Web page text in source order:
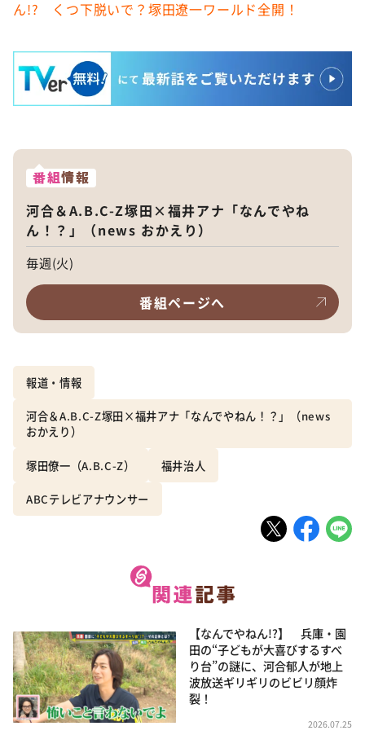
ん!? くつ下脱いで？塚田遼一ワールド全開！
番組情報
河合＆A.B.C-Z塚田×福井アナ「なんでやね
ん！？」（news おかえり）
毎週(火)
番組ページへ
報道・情報
河合＆A.B.C-Z塚田×福井アナ「なんでやねん！？」（news
おかえり）
塚田僚一（A.B.C-Z） 福井治人
ABCテレビアナウンサー
【なんでやねん!?】 兵庫・園
田の“子どもが大喜びするすべ
り台”の謎に、河合郁人が地上
波放送ギリギリのビビリ顔炸
裂！
2026.07.25